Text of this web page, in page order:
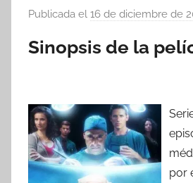
Publicada el 16 de diciembre de
Sinopsis de la
por